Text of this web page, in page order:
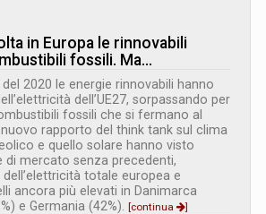
in Europa le rinnovabili
fossili. Ma…
2020 le energie rinnovabili hanno
dell’UE27, sorpassando per
fossili che si fermano al
nuovo rapporto del think tank sul clima
e quello solare hanno visto
di mercato senza precedenti,
dell’elettricità totale europea e
ancora più elevati in Danimarca
e Germania (42%). [continua ]